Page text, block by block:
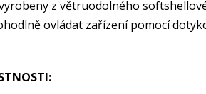
z větruodolného
ovládat zařízení pomocí